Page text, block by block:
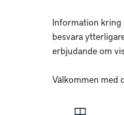
Information kring
besvara
erbjudande om
Välkommen med